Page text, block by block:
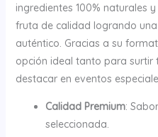
ingredientes 100% naturales
fruta de calidad logrando
auténtico. Gracias a su
opción ideal tanto para surtir
destacar en eventos
Calidad Premium:
seleccionada.